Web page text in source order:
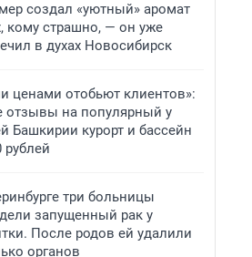
создал «уютный» аромат
кому страшно, — он уже
в духах Новосибирск
ценами отобьют клиентов»:
отзывы на популярный у
Башкирии курорт и бассейн
рублей
три больницы
запущенный рак у
После родов ей удалили
органов